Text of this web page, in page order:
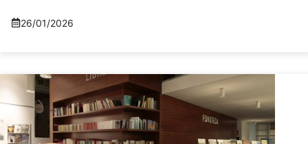
26/01/2026